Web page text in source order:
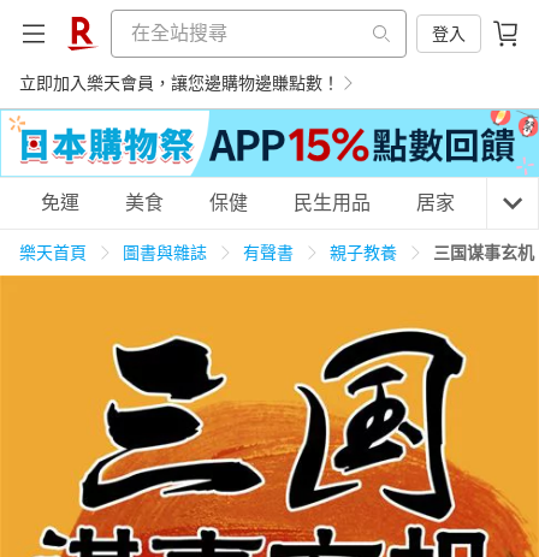
登入
立即加入樂天會員，讓您邊購物邊賺點數！
購物網分類
居家生活 3C家電 運動休閒 親子玩具
女裝 男裝 化妝保養 情趣用品
免運 美食 保健 民生用品 居家 3C
樂天首頁 圖書與雜誌 有聲書 親子教養 三国谋事玄